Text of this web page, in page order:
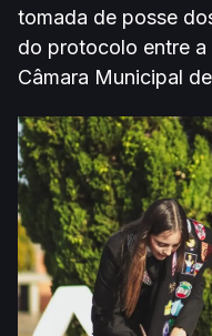
tomada de posse
do protocolo entre a
Câmara Municipal